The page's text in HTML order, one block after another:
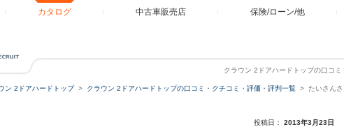
カタログ 中古車販売店 保険/ローン/他
クラウン 2ドアハードトップの口コ
ン 2ドアハードトップ クラウン 2ドアハードトップの口コミ・クチコミ・評価・評判一覧 たいさん
投稿日： 2013年3月23日